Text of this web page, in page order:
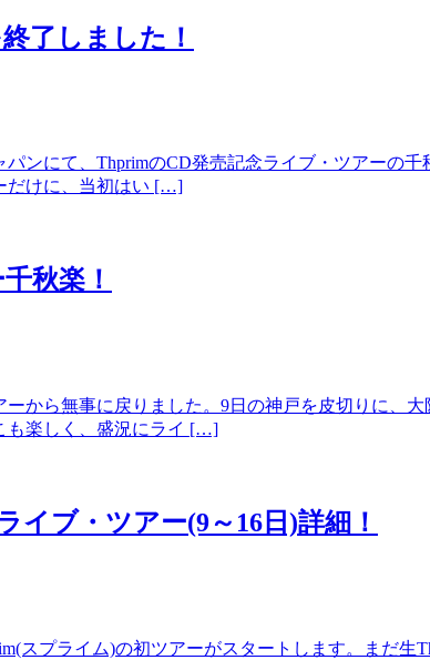
了しました！
ンにて、ThprimのCD発売記念ライブ・ツアーの
だけに、当初はい […]
秋楽！
から無事に戻りました。9日の神戸を皮切りに、
も楽しく、盛況にライ […]
ブ・ツアー(9～16日)詳細！
スプライム)の初ツアーがスタートします。まだ